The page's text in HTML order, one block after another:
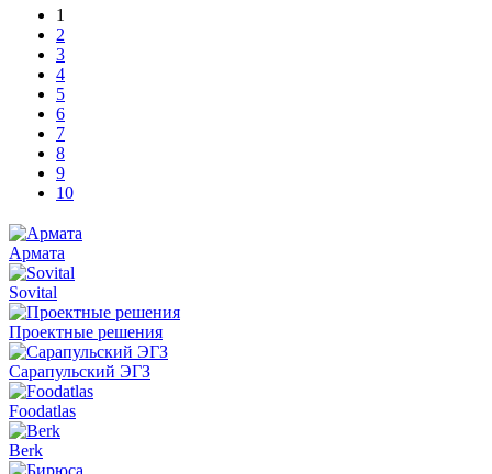
1
2
3
4
5
6
7
8
9
10
Армата
Sovital
Проектные решения
Сарапульский ЭГЗ
Foodatlas
Berk